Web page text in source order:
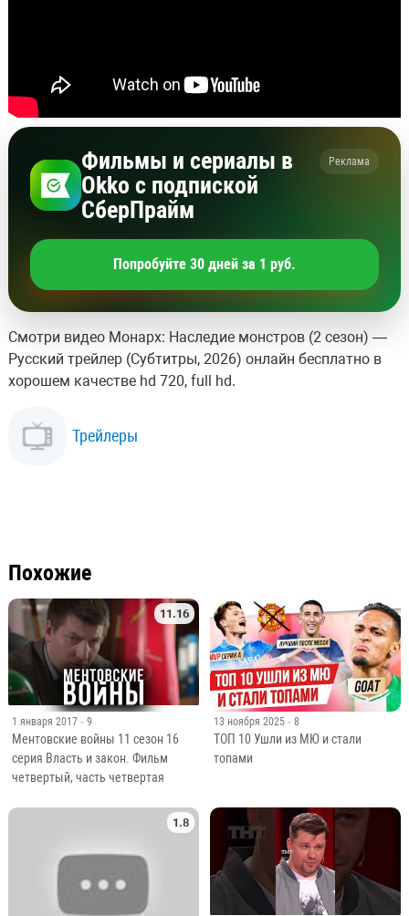
Фильмы и сериалы в
Okko с подпиской
СберПрайм
Реклама
Попробуйте 30 дней за 1 руб.
Смотри видео Монарх: Наследие монстров (2 сезон) —
Русский трейлер (Субтитры, 2026) онлайн бесплатно в
хорошем качестве hd 720, full hd.
Трейлеры
Похожие
11.16
1 января 2017 · 9
Ментовские войны 11 сезон 16
серия Власть и закон. Фильм
четвертый, часть четвертая
13 ноября 2025 · 8
ТОП 10 Ушли из МЮ и стали
топами
1.8